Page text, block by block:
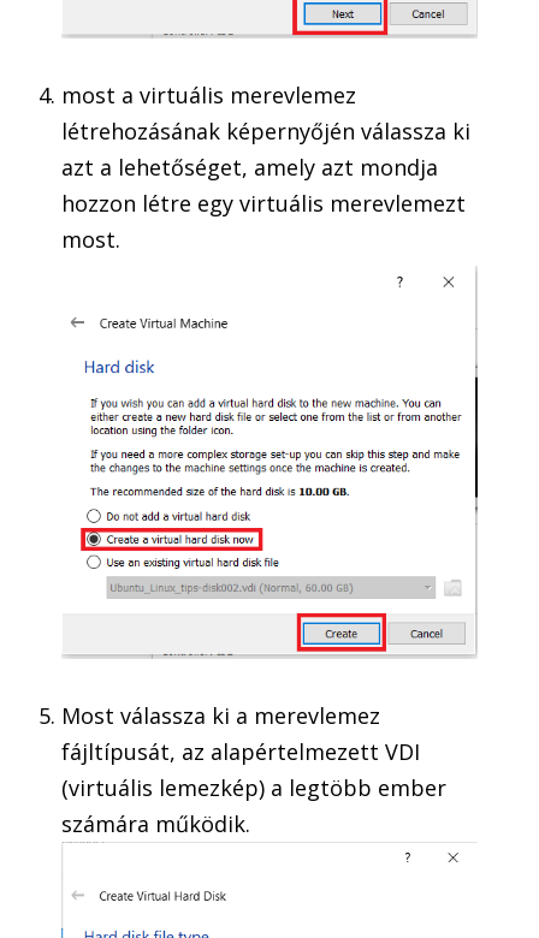
most a virtuális merevlemez
létrehozásának képernyőjén válassza ki
azt a lehetőséget, amely azt mondja
hozzon létre egy virtuális merevlemezt
most.
Most válassza ki a merevlemez
fájltípusát, az alapértelmezett VDI
(virtuális lemezkép) a legtöbb ember
számára működik.